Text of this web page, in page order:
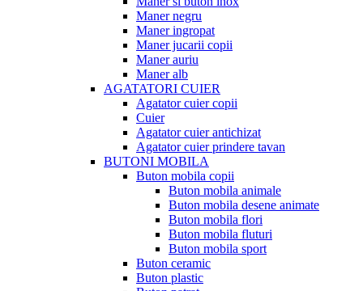
Maner negru
Maner ingropat
Maner jucarii copii
Maner auriu
Maner alb
AGATATORI CUIER
Agatator cuier copii
Cuier
Agatator cuier antichizat
Agatator cuier prindere tavan
BUTONI MOBILA
Buton mobila copii
Buton mobila animale
Buton mobila desene animate
Buton mobila flori
Buton mobila fluturi
Buton mobila sport
Buton ceramic
Buton plastic